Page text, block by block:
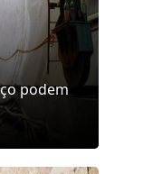
podem